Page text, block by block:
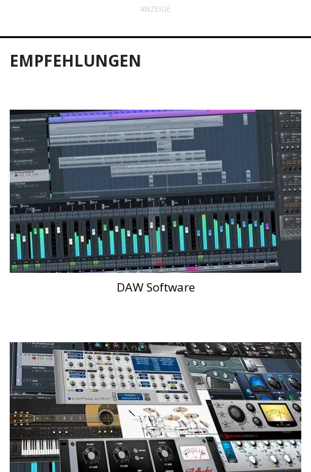
ANZEIGE
EMPFEHLUNGEN
DAW Software